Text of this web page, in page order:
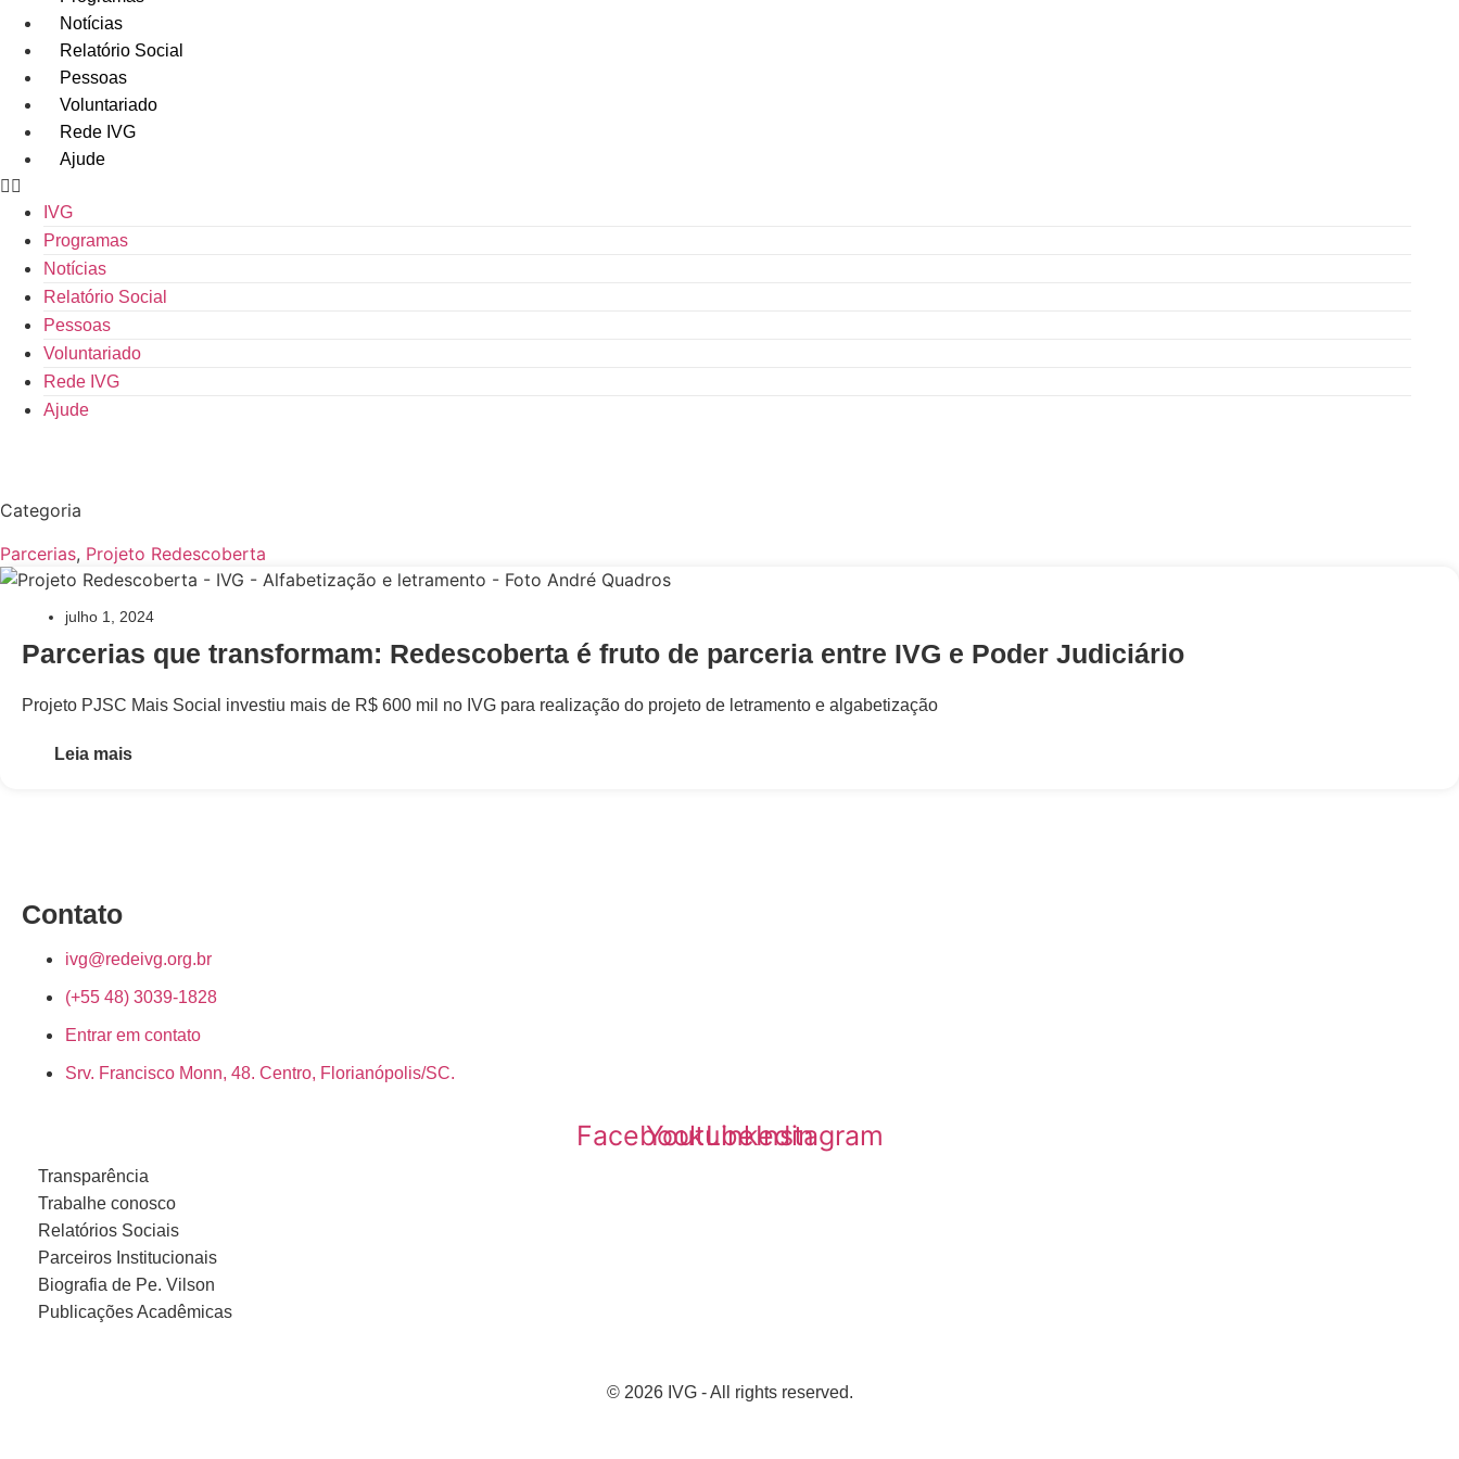
conteúdo
Notícias
Relatório Social
Pessoas
Voluntariado
Rede IVG
Ajude
IVG
Programas
Notícias
Relatório Social
Pessoas
Voluntariado
Rede IVG
Ajude
Categoria
Parcerias, Projeto Redescoberta
julho 1, 2024
Parcerias que transformam: Redescoberta é fruto de parceria entre IVG e Poder Judiciário
Projeto PJSC Mais Social investiu mais de R$ 600 mil no IVG para realização do projeto de letramento e algabetização
Leia mais
Contato
ivg@redeivg.org.br
(+55 48) 3039-1828
Entrar em contato
Srv. Francisco Monn, 48. Centro, Florianópolis/SC.
Facebook
YoutubeLinkedin
Instagram
Transparência
Trabalhe conosco
Relatórios Sociais
Parceiros Institucionais
Biografia de Pe. Vilson
Publicações Acadêmicas
© 2026 IVG - All rights reserved.